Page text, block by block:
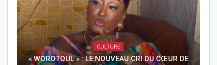
CULTURE
« WOROTOUL » : LE NOUVEAU CRI DU CŒUR DE